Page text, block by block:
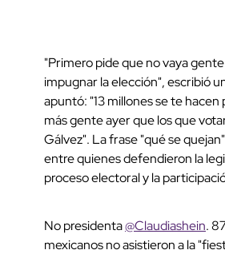
"Primero pide que no vaya
impugnar la elección", escribió
apuntó: "13 millones se te
más gente ayer que los que
Gálvez". La frase "qué se
entre quienes defendieron la
proceso electoral y la
No presidenta@Claudiashein.
mexicanos no asistieron a la